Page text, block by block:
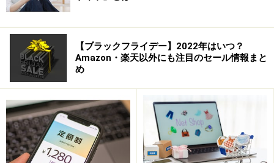
る場合には、正しいメールアドレスを連絡しておきまし
ょう。
注文内容の確認メールは、後日連絡を取る必要が出てく
る可能性もありますので、商品を受け取った後も削除せ
ず保管しておいて下さい。
【ブラックフライデー】2022年はいつ？
Amazon・楽天以外にも注目のセール情報まと
め